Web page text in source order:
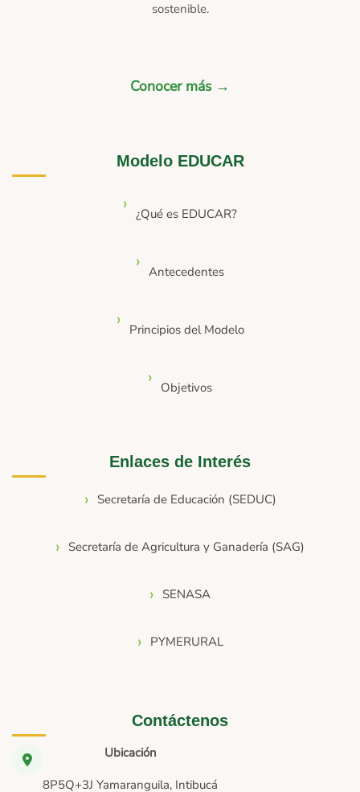
sostenible.
Conocer más →
Modelo EDUCAR
¿Qué es EDUCAR?
Antecedentes
Principios del Modelo
Objetivos
Enlaces de Interés
Secretaría de Educación (SEDUC)
Secretaría de Agricultura y Ganadería (SAG)
SENASA
PYMERURAL
Contáctenos
Ubicación
8P5Q+3J Yamaranguila, Intibucá